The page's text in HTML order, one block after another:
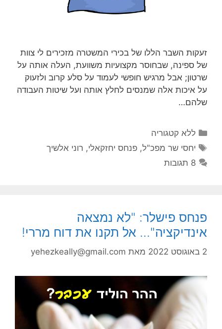
זעקות השבר הללו של בכירי המשטרה מזכירים לי צוות
של ספינה, שבחוסר מקצועיות משוועת, העלה אותה על
שרטון; אבל מרגיש חופשי לעמוד על סלע קרוב ולזעוק
על איכות אלה שמנסים לחלץ אותה ועל שיטות העבודה
שלהם…
קטגוריות
ללא קטגוריה
תגיות
יחסי שר מפכ"ל,פנחס יחזקאלי, רוני אלשיך
8 תגובות
פנחס פישלר: "לא נמצאה
אינדיקציה"… אל תקנו את דוח מררי!
2 באוגוסט 2022 מאת yehezkeally@gmail.com